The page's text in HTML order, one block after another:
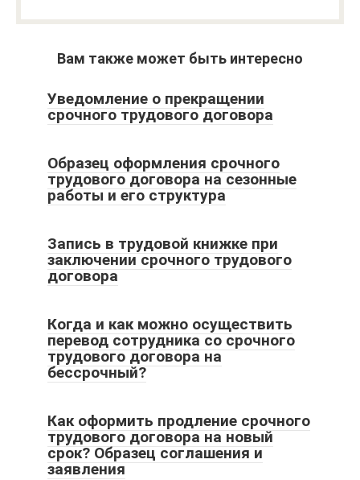
Вам также может быть интересно
Уведомление о прекращении
срочного трудового договора
Образец оформления срочного
трудового договора на сезонные
работы и его структура
Запись в трудовой книжке при
заключении срочного трудового
договора
Когда и как можно осуществить
перевод сотрудника со срочного
трудового договора на
бессрочный?
Как оформить продление срочного
трудового договора на новый
срок? Образец соглашения и
заявления